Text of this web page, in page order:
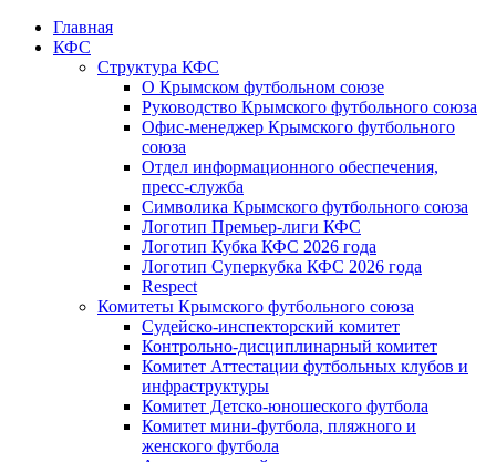
Главная
КФС
Структура КФС
О Крымском футбольном союзе
Руководство Крымского футбольного союза
Офис-менеджер Крымского футбольного
союза
Отдел информационного обеспечения,
пресс-служба
Символика Крымского футбольного союза
Логотип Премьер-лиги КФС
Логотип Кубка КФС 2026 года
Логотип Суперкубка КФС 2026 года
Respect
Комитеты Крымского футбольного союза
Судейско-инспекторский комитет
Контрольно-дисциплинарный комитет
Комитет Аттестации футбольных клубов и
инфраструктуры
Комитет Детско-юношеского футбола
Комитет мини-футбола, пляжного и
женского футбола